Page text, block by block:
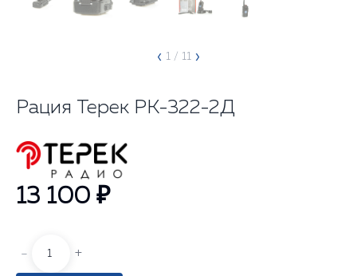
‹ 1 / 11 ›
Рация Терек РК-322-2Д
13 100 ₽
- +